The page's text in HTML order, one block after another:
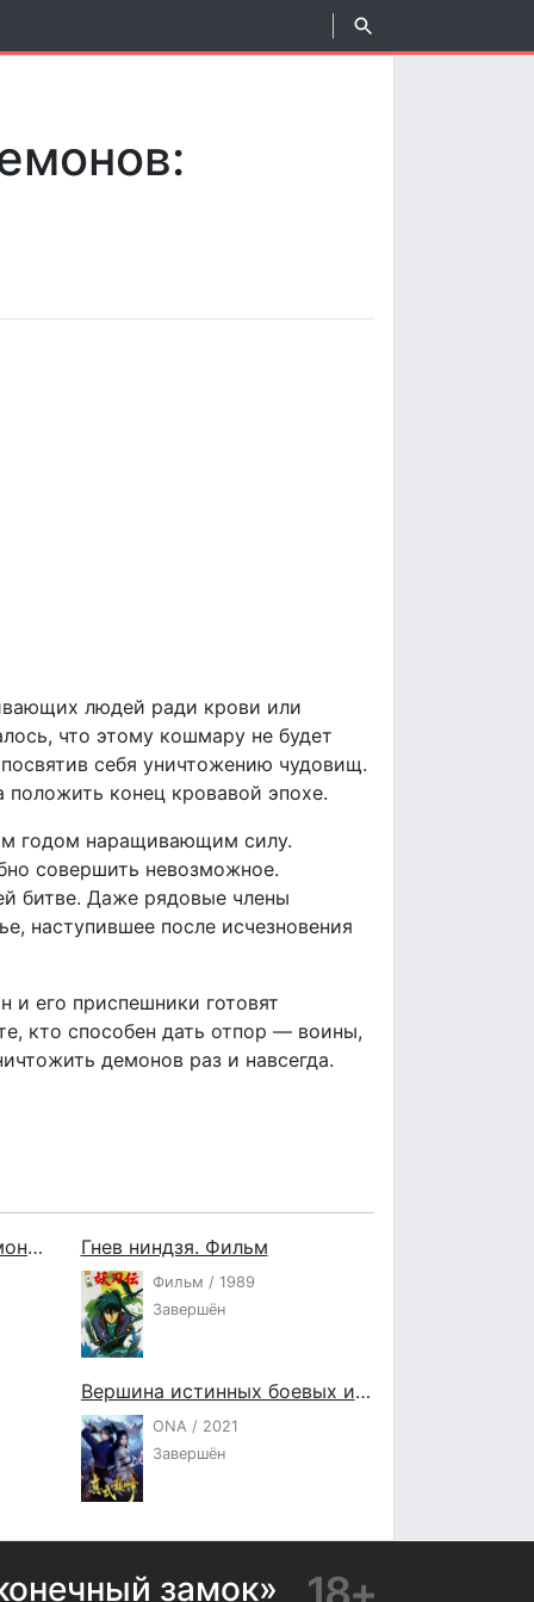
людей ради крови или
что этому кошмару не будет
себя уничтожению чудовищ.
конец кровавой эпохе.
годом наращивающим силу.
совершить невозможное.
битве. Даже рядовые члены
наступившее после исчезновения
и его приспешники готовят
кто способен дать отпор — воины,
демонов раз и навсегда.
Клинок, рассекающий демонов: Бесконечный поезд. Фильм Гнев ниндзя. Фильм
Фильм / 1989
Завершён
Вершина истинных боевых искусств
ONA / 2021
Завершён
замок»